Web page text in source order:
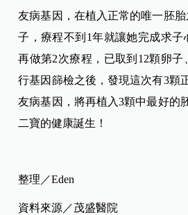
友病基因，在植入正常的唯一胚
子，療程不到1年就讓她完成求子
再做第2次療程，已取到12顆卵
行基因篩檢之後，發現這次有3顆
友病基因，將再植入3顆中最好的
二寶的健康誕生！
整理／Eden
資料來源／茂盛醫院